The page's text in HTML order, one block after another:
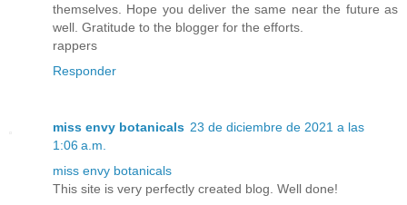
themselves. Hope you deliver the same near the future as
well. Gratitude to the blogger for the efforts.
rappers
Responder
miss envy botanicals 23 de diciembre de 2021 a las
1:06 a.m.
miss envy botanicals
This site is very perfectly created blog. Well done!